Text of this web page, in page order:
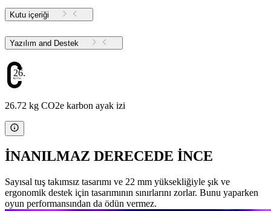
Kutu içeriği
Yazılım and Destek
26.72
26.72 kg CO2e karbon ayak izi
İNANILMAZ DERECEDE İNCE
Sayısal tuş takımsız tasarımı ve 22 mm yüksekliğiyle şık ve
ergonomik destek için tasarımının sınırlarını zorlar. Bunu yaparken
oyun performansından da ödün vermez.